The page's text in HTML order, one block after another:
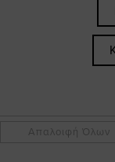
Απαλοιφή Όλων